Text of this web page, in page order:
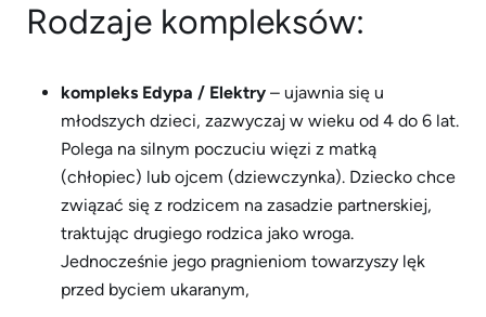
Rodzaje kompleksów:
kompleks Edypa / Elektry – ujawnia się u
młodszych dzieci, zazwyczaj w wieku od 4 do 6 lat.
Polega na silnym poczuciu więzi z matką
(chłopiec) lub ojcem (dziewczynka). Dziecko chce
związać się z rodzicem na zasadzie partnerskiej,
traktując drugiego rodzica jako wroga.
Jednocześnie jego pragnieniom towarzyszy lęk
przed byciem ukaranym,